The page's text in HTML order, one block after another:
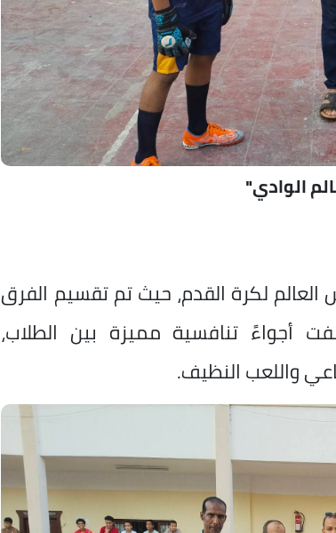
الوادي"
لكرة القدم، حيث تم تقسيم الفرق
أجواءً تنافسية مميزة بين الطلاب،
واللعب النظيف.